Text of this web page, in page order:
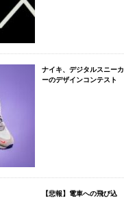
ナイキ、デジタルスニーカ
ーのデザインコンテスト
【悲報】電車への飛び込